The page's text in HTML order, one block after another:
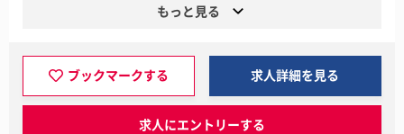
もっと見る
ブックマークする 求人詳細を見る
求人にエントリーする